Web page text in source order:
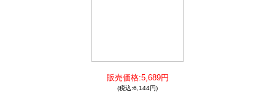
販売価格:5,689円
(税込:6,144円)